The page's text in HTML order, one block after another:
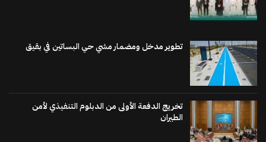
تطوير مدخل ومضمار مشي حي البساتين في بقيق
تخريج الدفعة الأولى من الدبلوم التنفيذي لأمن
الطيران